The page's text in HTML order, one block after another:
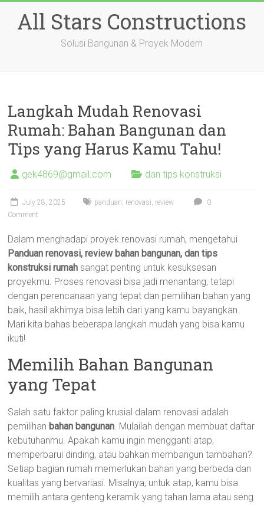
contentAll Stars Constructions
Solusi Bangunan & Proyek Modern
Langkah Mudah Renovasi
Rumah: Bahan Bangunan dan
Tips yang Harus Kamu Tahu!
gek4869@gmail.com dan tips konstruksi
July 28, 2025 panduan, renovasi, review
0
Comment
Dalam menghadapi proyek renovasi rumah, mengetahui
Panduan renovasi, review bahan bangunan, dan tips
konstruksi rumah sangat penting untuk kesuksesan
proyekmu. Proses renovasi bisa jadi menantang, tetapi
dengan perencanaan yang tepat dan pemilihan bahan yang
baik, hasil akhirnya bisa lebih dari yang kamu bayangkan.
Mari kita bahas beberapa langkah mudah yang bisa kamu
ikuti!
Memilih Bahan Bangunan
yang Tepat
Salah satu faktor paling krusial dalam renovasi adalah
pemilihan bahan bangunan. Mulailah dengan membuat daftar
kebutuhanmu. Apakah kamu ingin mengganti atap,
memperbarui dinding, atau bahkan membangun tambahan?
Setiap bagian rumah memerlukan bahan yang berbeda dan
kualitas yang bervariasi. Misalnya, untuk atap, kamu bisa
memilih antara genteng keramik yang tahan lama atau seng